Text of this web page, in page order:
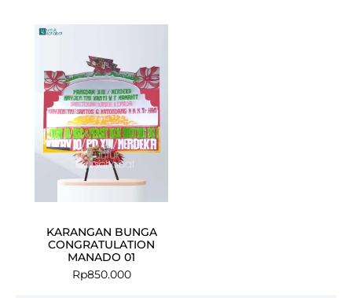
KARANGAN BUNGA
CONGRATULATION
MANADO 01
Rp850.000